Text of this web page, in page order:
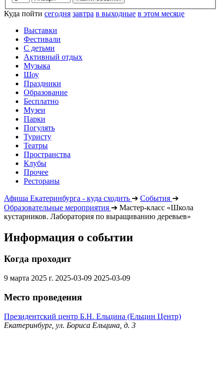
Куда пойти сегодня завтра в выходные в этом месяце
Выставки
Фестивали
С детьми
Активный отдых
Музыка
Шоу
Праздники
Образование
Бесплатно
Музеи
Парки
Погулять
Туристу
Театры
Пространства
Клубы
Прочее
Рестораны
Афиша Екатеринбурга - куда сходить ➔ События ➔
Образовательные мероприятия ➔ Мастер-класс «Школа
кустарников. Лаборатория по выращиванию деревьев»
Информация о событии
Когда проходит
9 марта 2025 г. 2025-03-09 2025-03-09
Место проведения
Президентский центр Б.Н. Ельцина (Ельцин Центр)
Екатеринбург, ул. Бориса Ельцина, д. 3